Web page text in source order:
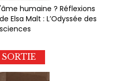
humaine ? Réflexions
Elsa Malt : L’Odyssée des